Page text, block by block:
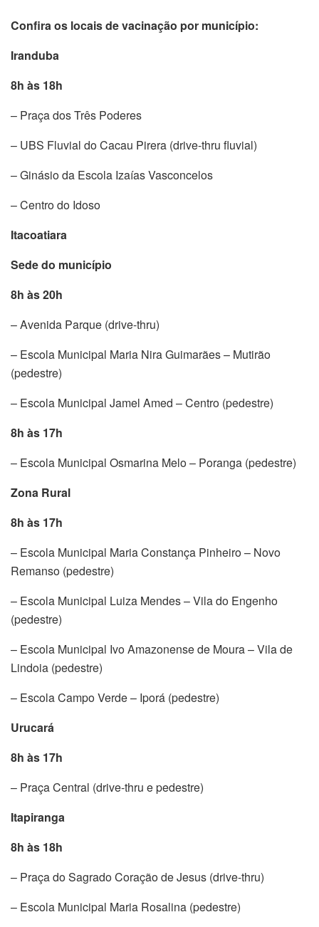
Confira os locais de vacinação por município:
Iranduba
8h às 18h
– Praça dos Três Poderes
– UBS Fluvial do Cacau Pirera (drive-thru fluvial)
– Ginásio da Escola Izaías Vasconcelos
– Centro do Idoso
Itacoatiara
Sede do município
8h às 20h
– Avenida Parque (drive-thru)
– Escola Municipal Maria Nira Guimarães – Mutirão
(pedestre)
– Escola Municipal Jamel Amed – Centro (pedestre)
8h às 17h
– Escola Municipal Osmarina Melo – Poranga (pedestre)
Zona Rural
8h às 17h
– Escola Municipal Maria Constança Pinheiro – Novo
Remanso (pedestre)
– Escola Municipal Luiza Mendes – Vila do Engenho
(pedestre)
– Escola Municipal Ivo Amazonense de Moura – Vila de
Lindoia (pedestre)
– Escola Campo Verde – Iporá (pedestre)
Urucará
8h às 17h
– Praça Central (drive-thru e pedestre)
Itapiranga
8h às 18h
– Praça do Sagrado Coração de Jesus (drive-thru)
– Escola Municipal Maria Rosalina (pedestre)